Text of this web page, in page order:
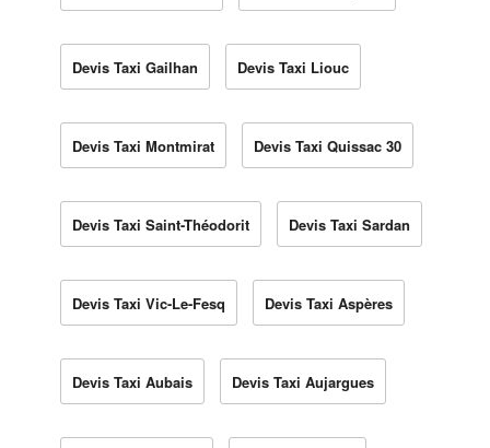
Devis Taxi Gailhan Devis Taxi Liouc
Devis Taxi Montmirat Devis Taxi Quissac 30
Devis Taxi Saint-Théodorit Devis Taxi Sardan
Devis Taxi Vic-Le-Fesq Devis Taxi Aspères
Devis Taxi Aubais Devis Taxi Aujargues